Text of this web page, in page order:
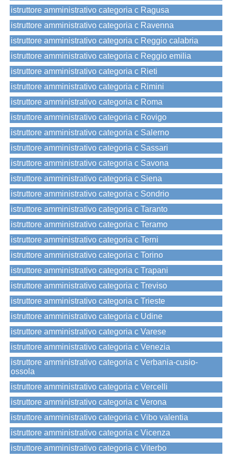
istruttore amministrativo categoria c Ragusa
istruttore amministrativo categoria c Ravenna
istruttore amministrativo categoria c Reggio calabria
istruttore amministrativo categoria c Reggio emilia
istruttore amministrativo categoria c Rieti
istruttore amministrativo categoria c Rimini
istruttore amministrativo categoria c Roma
istruttore amministrativo categoria c Rovigo
istruttore amministrativo categoria c Salerno
istruttore amministrativo categoria c Sassari
istruttore amministrativo categoria c Savona
istruttore amministrativo categoria c Siena
istruttore amministrativo categoria c Sondrio
istruttore amministrativo categoria c Taranto
istruttore amministrativo categoria c Teramo
istruttore amministrativo categoria c Terni
istruttore amministrativo categoria c Torino
istruttore amministrativo categoria c Trapani
istruttore amministrativo categoria c Treviso
istruttore amministrativo categoria c Trieste
istruttore amministrativo categoria c Udine
istruttore amministrativo categoria c Varese
istruttore amministrativo categoria c Venezia
istruttore amministrativo categoria c Verbania-cusio-
ossola
istruttore amministrativo categoria c Vercelli
istruttore amministrativo categoria c Verona
istruttore amministrativo categoria c Vibo valentia
istruttore amministrativo categoria c Vicenza
istruttore amministrativo categoria c Viterbo